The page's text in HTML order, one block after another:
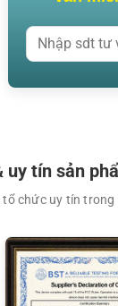
uy tín sản
chức uy tín